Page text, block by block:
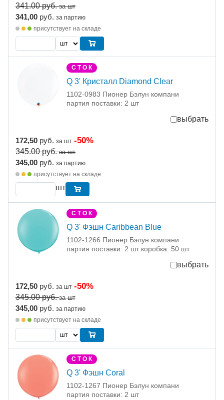
341.00руб. за шт
341,00 руб. за партию
присутствует на складе
С Т О К
Q 3' Кристалл Diamond Clear
1102-0983 Пионер Бэлун компани
партия поставки: 2 шт
выбрать
172,50 руб. за шт -50%
345.00руб. за шт
345,00 руб. за партию
присутствует на складе
шт
С Т О К
Q 3' Фэшн Caribbean Blue
1102-1266 Пионер Бэлун компани
партия поставки: 2 шт коробка: 50 шт
выбрать
172,50 руб. за шт -50%
345.00руб. за шт
345,00 руб. за партию
присутствует на складе
С Т О К
Q 3' Фэшн Coral
1102-1267 Пионер Бэлун компани
партия поставки: 2 шт